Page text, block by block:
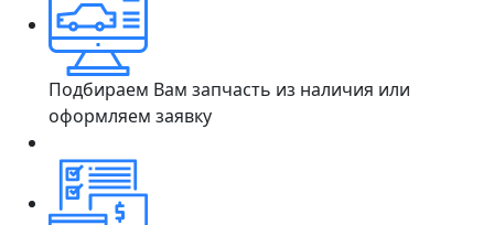
Подбираем Вам запчасть из наличия или
оформляем заявку